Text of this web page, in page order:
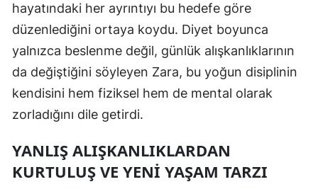
Malatya
Manisa
Kahramanmaraş
Muş
hayatındaki her ayrıntıyı bu hedefe göre
düzenlediğini ortaya koydu. Diyet boyunca
yalnızca beslenme değil, günlük alışkanlıklarının
da değiştiğini söyleyen Zara, bu yoğun disiplinin
kendisini hem fiziksel hem de mental olarak
zorladığını dile getirdi.
YANLIŞ ALIŞKANLIKLARDAN
KURTULUŞ VE YENI YAŞAM TARZI